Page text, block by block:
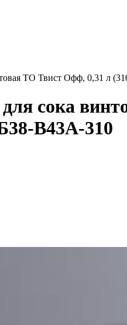
ТО Твист Офф, 0,31 л
сока
В43А-310